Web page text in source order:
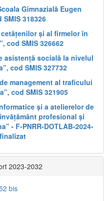
Gimnazială Eugen
318326
și al firmelor în
cod SMIS 326662
asistență socială la nivelul
cod SMIS 327732
management al traficului
cod SMIS 321905
și a atelierelor de
profesional și
- F-PNRR-DOTLAB-2024-
2023-2032
bis